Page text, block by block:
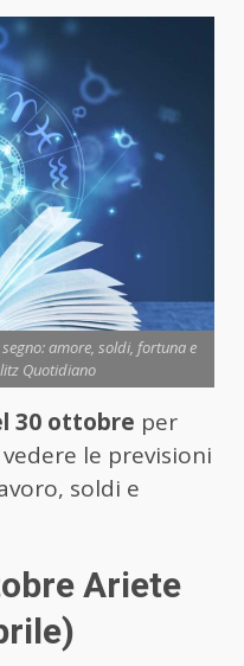
amore, soldi, fortuna e
Quotidiano
30 ottobre per
le previsioni
soldi e
Ariete